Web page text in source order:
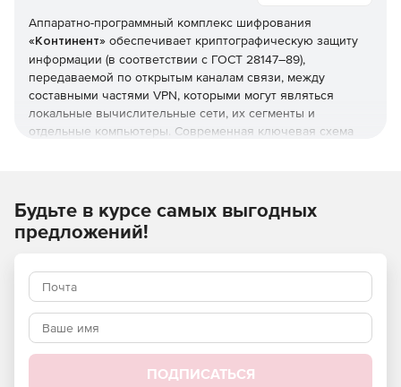
Аппаратно-программный комплекс шифрования
«Континент» обеспечивает криптографическую защиту
информации (в соответствии с ГОСТ 28147–89),
передаваемой по открытым каналам связи, между
составными частями VPN, которыми могут являться
локальные вычислительные сети, их сегменты и
отдельные компьютеры. Современная ключевая схема
Для защиты от проникновения со стороны сетей общего
пользования комплекс «Континент» обеспечивает
различным критериям (адресам отправителя и
получателя, протоколам, номерам портов,
дополнительным полям пакетов и т.д.). Решение
осуществляет поддержку VoIP, видеоконференций, ADSL,
Dial-Up и спутниковых каналов связи, технологии NAT/PAT
Будьте в курсе самых выгодных
предложений!
ПОДПИСАТЬСЯ